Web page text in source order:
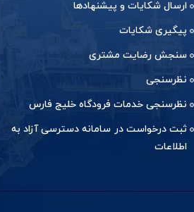
ارسال شکایات و پیشنهادها
پیگیری شکایات
سنجش رضایت مشتری
نظرسنجی
نظرسنجی خدمات فرودگاه خلیج فارس
ثبت درخواست در سامانه دسترسی آزاد به
اطلاعات